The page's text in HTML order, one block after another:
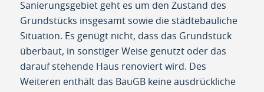
Sanierungsgebiet geht es um den Zustand des
Grundstücks insgesamt sowie die städtebauliche
Situation. Es genügt nicht, dass das Grundstück
überbaut, in sonstiger Weise genutzt oder das
darauf stehende Haus renoviert wird. Des
Weiteren enthält das BauGB keine ausdrückliche